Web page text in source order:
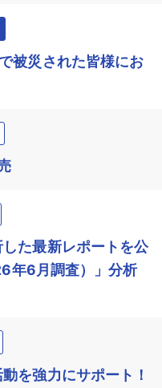
被災された皆様にお
た最新レポートを公
年6月調査）」分析
を強力にサポート！